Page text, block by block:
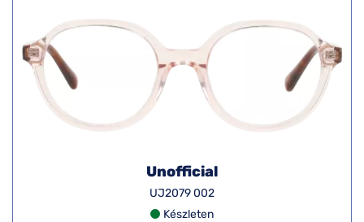
Unofficial
UJ2079 002
Készleten